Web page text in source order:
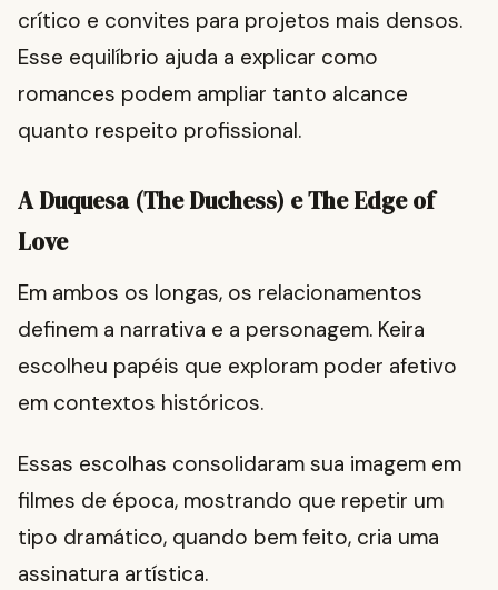
crítico e convites para projetos mais densos.
Esse equilíbrio ajuda a explicar como
romances podem ampliar tanto alcance
quanto respeito profissional.
A Duquesa (The Duchess) e The Edge of
Love
Em ambos os longas, os relacionamentos
definem a narrativa e a personagem. Keira
escolheu papéis que exploram poder afetivo
em contextos históricos.
Essas escolhas consolidaram sua imagem em
filmes de época, mostrando que repetir um
tipo dramático, quando bem feito, cria uma
assinatura artística.